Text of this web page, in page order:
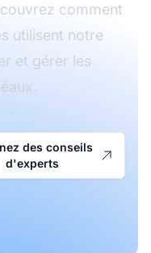
comment
utilisent notre
et gérer les
des conseils
d'experts